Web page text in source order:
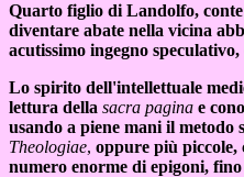
Quarto figlio di Landolfo,
diventare abate nella vicina
acutissimo ingegno
Lo spirito dell'intellettuale
lettura della sacra pagina e
usando a piene mani il metodo
Theologiae, oppure più piccole,
numero enorme di epigoni,